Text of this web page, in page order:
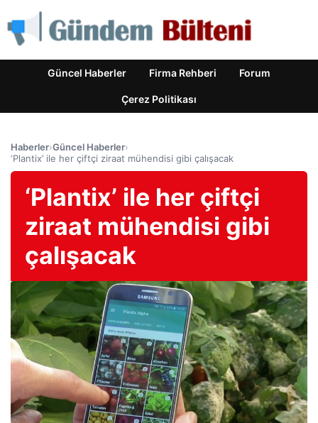
Güncel Haberler Firma Rehberi Forum
Çerez Politikası
Haberler›Güncel Haberler›
‘Plantix’ ile her çiftçi ziraat mühendisi gibi çalışacak
‘Plantix’ ile her çiftçi
ziraat mühendisi gibi
çalışacak